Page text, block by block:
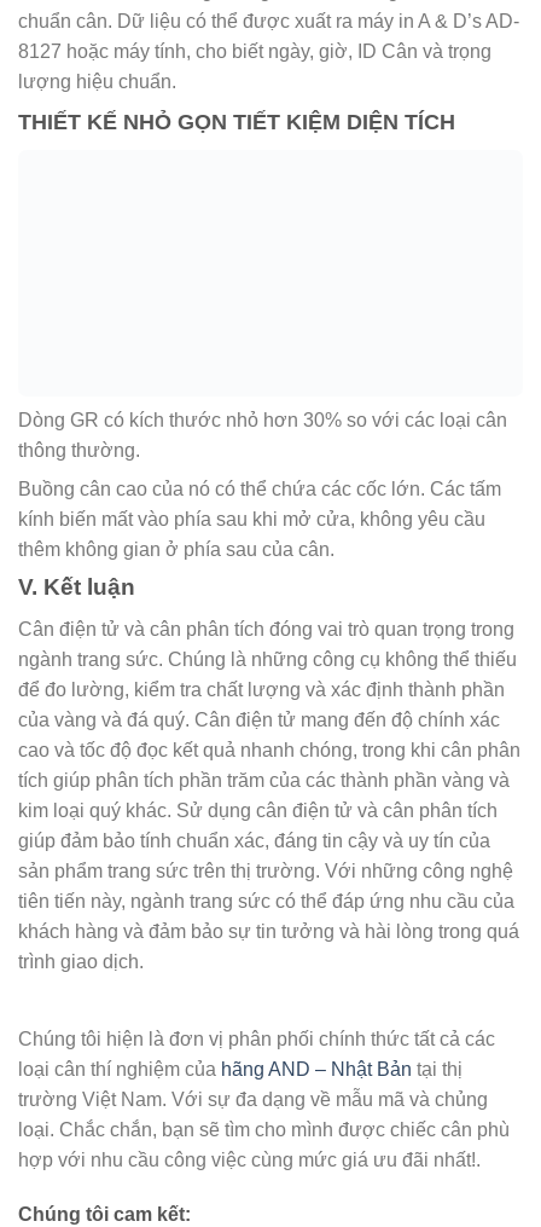
chuẩn cân. Dữ liệu có thể được xuất ra máy in A & D’s AD-
8127 hoặc máy tính, cho biết ngày, giờ, ID Cân và trọng
lượng hiệu chuẩn.
THIẾT KẾ NHỎ GỌN TIẾT KIỆM DIỆN TÍCH
Dòng GR có kích thước nhỏ hơn 30% so với các loại cân
thông thường.
Buồng cân cao của nó có thể chứa các cốc lớn. Các tấm
kính biến mất vào phía sau khi mở cửa, không yêu cầu
thêm không gian ở phía sau của cân.
V. Kết luận
Cân điện tử và cân phân tích đóng vai trò quan trọng trong
ngành trang sức. Chúng là những công cụ không thể thiếu
để đo lường, kiểm tra chất lượng và xác định thành phần
của vàng và đá quý. Cân điện tử mang đến độ chính xác
cao và tốc độ đọc kết quả nhanh chóng, trong khi cân phân
tích giúp phân tích phần trăm của các thành phần vàng và
kim loại quý khác. Sử dụng cân điện tử và cân phân tích
giúp đảm bảo tính chuẩn xác, đáng tin cậy và uy tín của
sản phẩm trang sức trên thị trường. Với những công nghệ
tiên tiến này, ngành trang sức có thể đáp ứng nhu cầu của
khách hàng và đảm bảo sự tin tưởng và hài lòng trong quá
trình giao dịch.
Chúng tôi hiện là đơn vị phân phối chính thức tất cả các
loại cân thí nghiệm của hãng AND – Nhật Bản tại thị
trường Việt Nam. Với sự đa dạng về mẫu mã và chủng
loại. Chắc chắn, bạn sẽ tìm cho mình được chiếc cân phù
hợp với nhu cầu công việc cùng mức giá ưu đãi nhất!.
Chúng tôi cam kết: